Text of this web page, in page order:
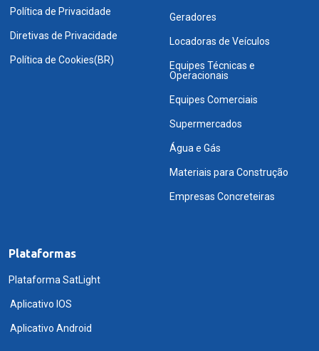
Política de Privacidade
Diretivas de Privacidade
Política de Cookies(BR)
Geradores
Locadoras de Veículos
Equipes Técnicas e
Operacionais
Equipes Comerciais
Supermercados
Água e Gás
Materiais para Construção
Empresas Concreteiras
Plataformas
Plataforma SatLight
Aplicativo IOS
Aplicativo Android